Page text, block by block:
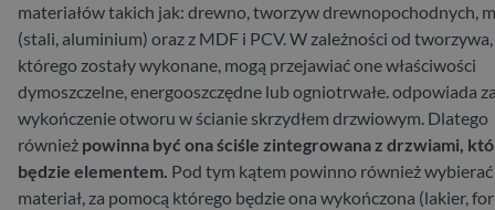
materiałów takich jak: drewno, tworzyw drewnopochodnych,
(stali, aluminium) oraz z MDF i PCV. W zależności od tworzywa,
którego zostały wykonane, mogą przejawiać one właściwości
dymoszczelne, energooszczędne lub ogniotrwałe.odpowiada
wykończenie otworu w ścianie skrzydłem drzwiowym. Dlatego
również powinna być ona ściśle zintegrowana z drzwiami,
będzie elementem. Pod tym kątem powinno również wybierać
materiał, za pomocą którego będzie ona wykończona (lakier,